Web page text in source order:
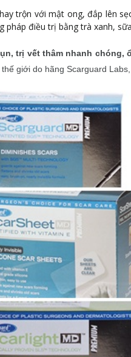
trộn với mật ong, đắp lên
pháp điều trị bằng trà xanh,
trị vết thâm nhanh chóng,
giới do hãng Scarguard Labs,